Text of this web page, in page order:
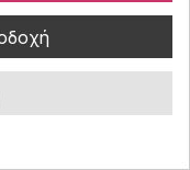
- Ροζ